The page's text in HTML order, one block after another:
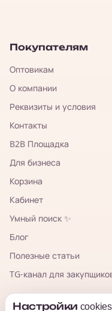
Покупателям
Оптовикам
О компании
Реквизиты и условия
Контакты
B2B Площадка
Для бизнеса
Корзина
Кабинет
Умный поиск ✨
Блог
Полезные статьи
TG-канал для
Настройки cookies